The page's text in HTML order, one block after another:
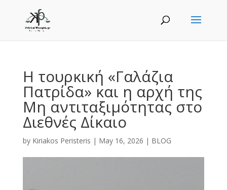
Η τουρκική «Γαλάζια
Πατρίδα» και η αρχή της
Μη αντιταξιμότητας στο
Διεθνές Δίκαιο
by Kiriakos Peristeris | May 16, 2026 | BLOG